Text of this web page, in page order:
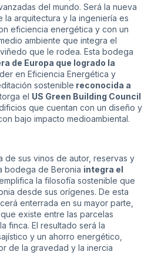
del mundo. Será la nueva
arquitectura y la ingeniería es
eficiencia energética y con un
ambiente que integra el
que le rodea. Esta bodega
de Europa que logrado la
en Eficiencia Energética y
sostenible reconocida a
el US Green Building Council
que cuentan con un diseño y
bajo impacto medioambiental.
de sus vinos de autor, reservas y
bodega de Beronia integra el
la filosofía sostenible que
desde sus orígenes. De esta
enterrada en su mayor parte,
existe entre las parcelas
finca. El resultado será la
y un ahorro energético,
de la gravedad y la inercia